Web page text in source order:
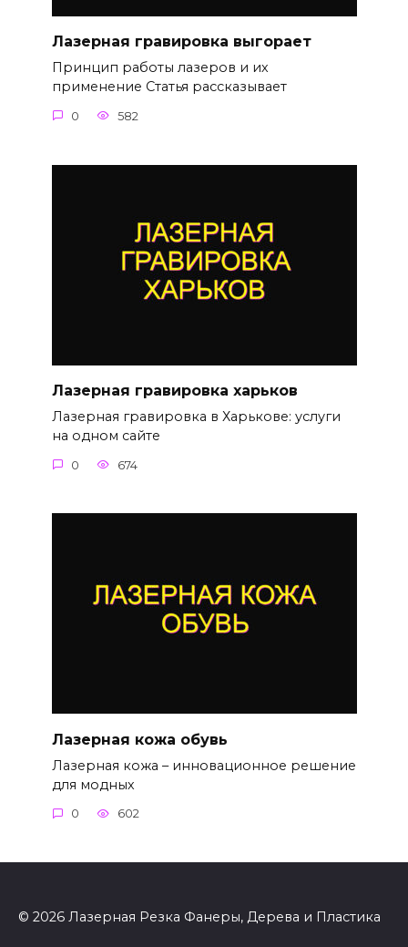
Лазерная гравировка выгорает
Принцип работы лазеров и их
применение Статья рассказывает
0 582
Лазерная гравировка харьков
Лазерная гравировка в Харькове: услуги
на одном сайте
0 674
Лазерная кожа обувь
Лазерная кожа – инновационное решение
для модных
0 602
© 2026 Лазерная Резка Фанеры, Дерева и Пластика